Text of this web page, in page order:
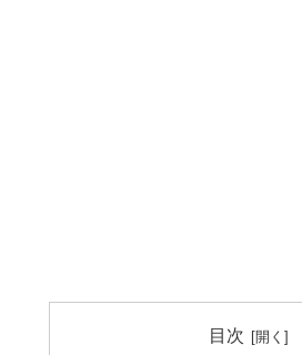
目次